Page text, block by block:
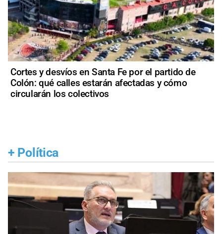
Cortes y desvíos en Santa Fe por el partido de
Colón: qué calles estarán afectadas y cómo
circularán los colectivos
+ Política